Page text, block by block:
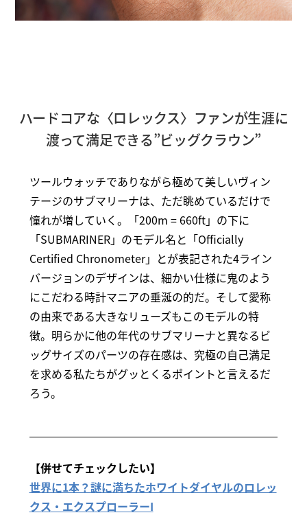
ハードコアな〈ロレックス〉ファンが生涯に
渡って満足できる”ビッグクラウン”
ツールウォッチでありながら極めて美しいヴィン
テージのサブマリーナは、ただ眺めているだけで
憧れが増していく。「200m = 660ft」の下に
「SUBMARINER」のモデル名と「Officially
Certified Chronometer」とが表記された4ライン
バージョンのデザインは、細かい仕様に鬼のよう
にこだわる時計マニアの垂涎の的だ。そして愛称
の由来である大きなリューズもこのモデルの特
徴。明らかに他の年代のサブマリーナと異なるビ
ッグサイズのパーツの存在感は、究極の自己満足
を求める私たちがグッとくるポイントと言えるだ
ろう。
【併せてチェックしたい】
世界に1本？謎に満ちたホワイトダイヤルのロレッ
クス・エクスプローラーI